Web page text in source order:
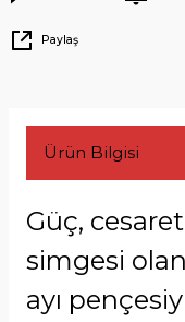
Paylaş
Ürün Bilgisi
Güç,
simgesi
ayı